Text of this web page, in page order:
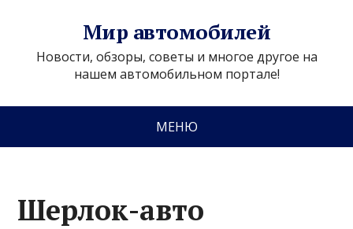
Мир автомобилей
Новости, обзоры, советы и многое другое на
нашем автомобильном портале!
МЕНЮ
Шерлок-авто